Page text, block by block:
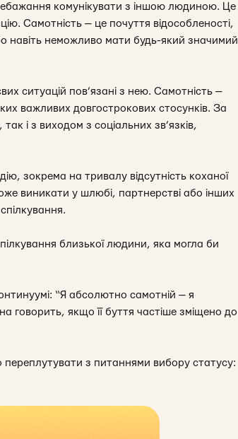
комунікувати з іншою людиною. Це
Самотність — це почуття відособленості,
навіть неможливо мати будь-який значимий
ситуацій пов’язані з нею. Самотність —
важливих довгострокових стосунків. За
і з виходом з соціальних зв’язків,
зокрема на тривалу відсутність коханої
виникати у шлюбі, партнерстві або інших
близької людини, яка могла би
“Я абсолютно самотній — я
говорить, якщо її буття частіше зміщено до
переплутувати з питаннями вибору статусу: